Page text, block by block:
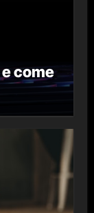
come